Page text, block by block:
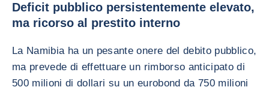
Deficit pubblico persistentemente elevato,
ma ricorso al prestito interno
La Namibia ha un pesante onere del debito pubblico,
ma prevede di effettuare un rimborso anticipato di
500 milioni di dollari su un eurobond da 750 milioni